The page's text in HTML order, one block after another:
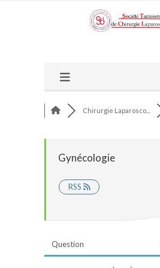
Chirurgie Laparosco...
Gynécologie
RSS
Question